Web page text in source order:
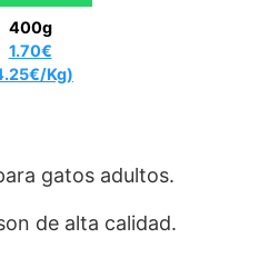
400g
1.70€
Kg)
gatos adultos.
de alta calidad.